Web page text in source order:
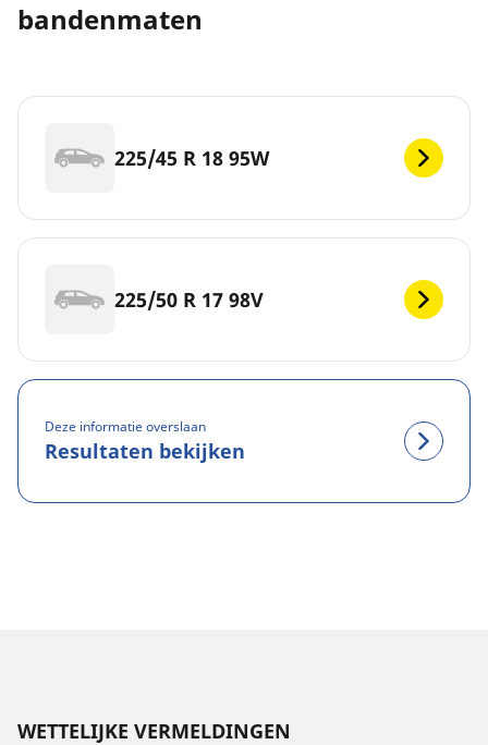
bandenmaten
225/45 R 18 95W
225/50 R 17 98V
Deze informatie overslaan
Resultaten bekijken
WETTELIJKE VERMELDINGEN